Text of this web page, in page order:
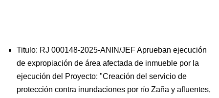
Titulo: RJ 000148-2025-ANIN/JEF Aprueban ejecución
de expropiación de área afectada de inmueble por la
ejecución del Proyecto: "Creación del servicio de
protección contra inundaciones por río Zaña y afluentes,